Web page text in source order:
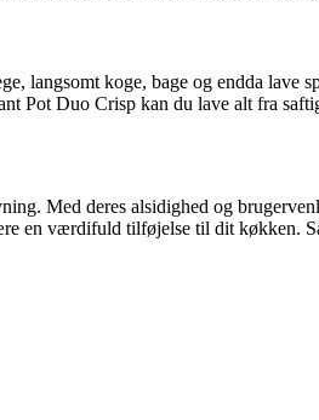
langsomt koge, bage og endda
Pot Duo Crisp kan du lave alt fra
Med deres alsidighed og
en værdifuld tilføjelse til dit køkken.